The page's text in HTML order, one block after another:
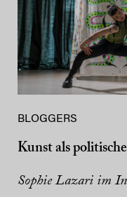
BLOGGERS
Kunst als
Sophie Lazari im